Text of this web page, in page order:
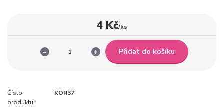
4 Kč/ks
Přidat do košíku
Číslo
produktu:
KOR37